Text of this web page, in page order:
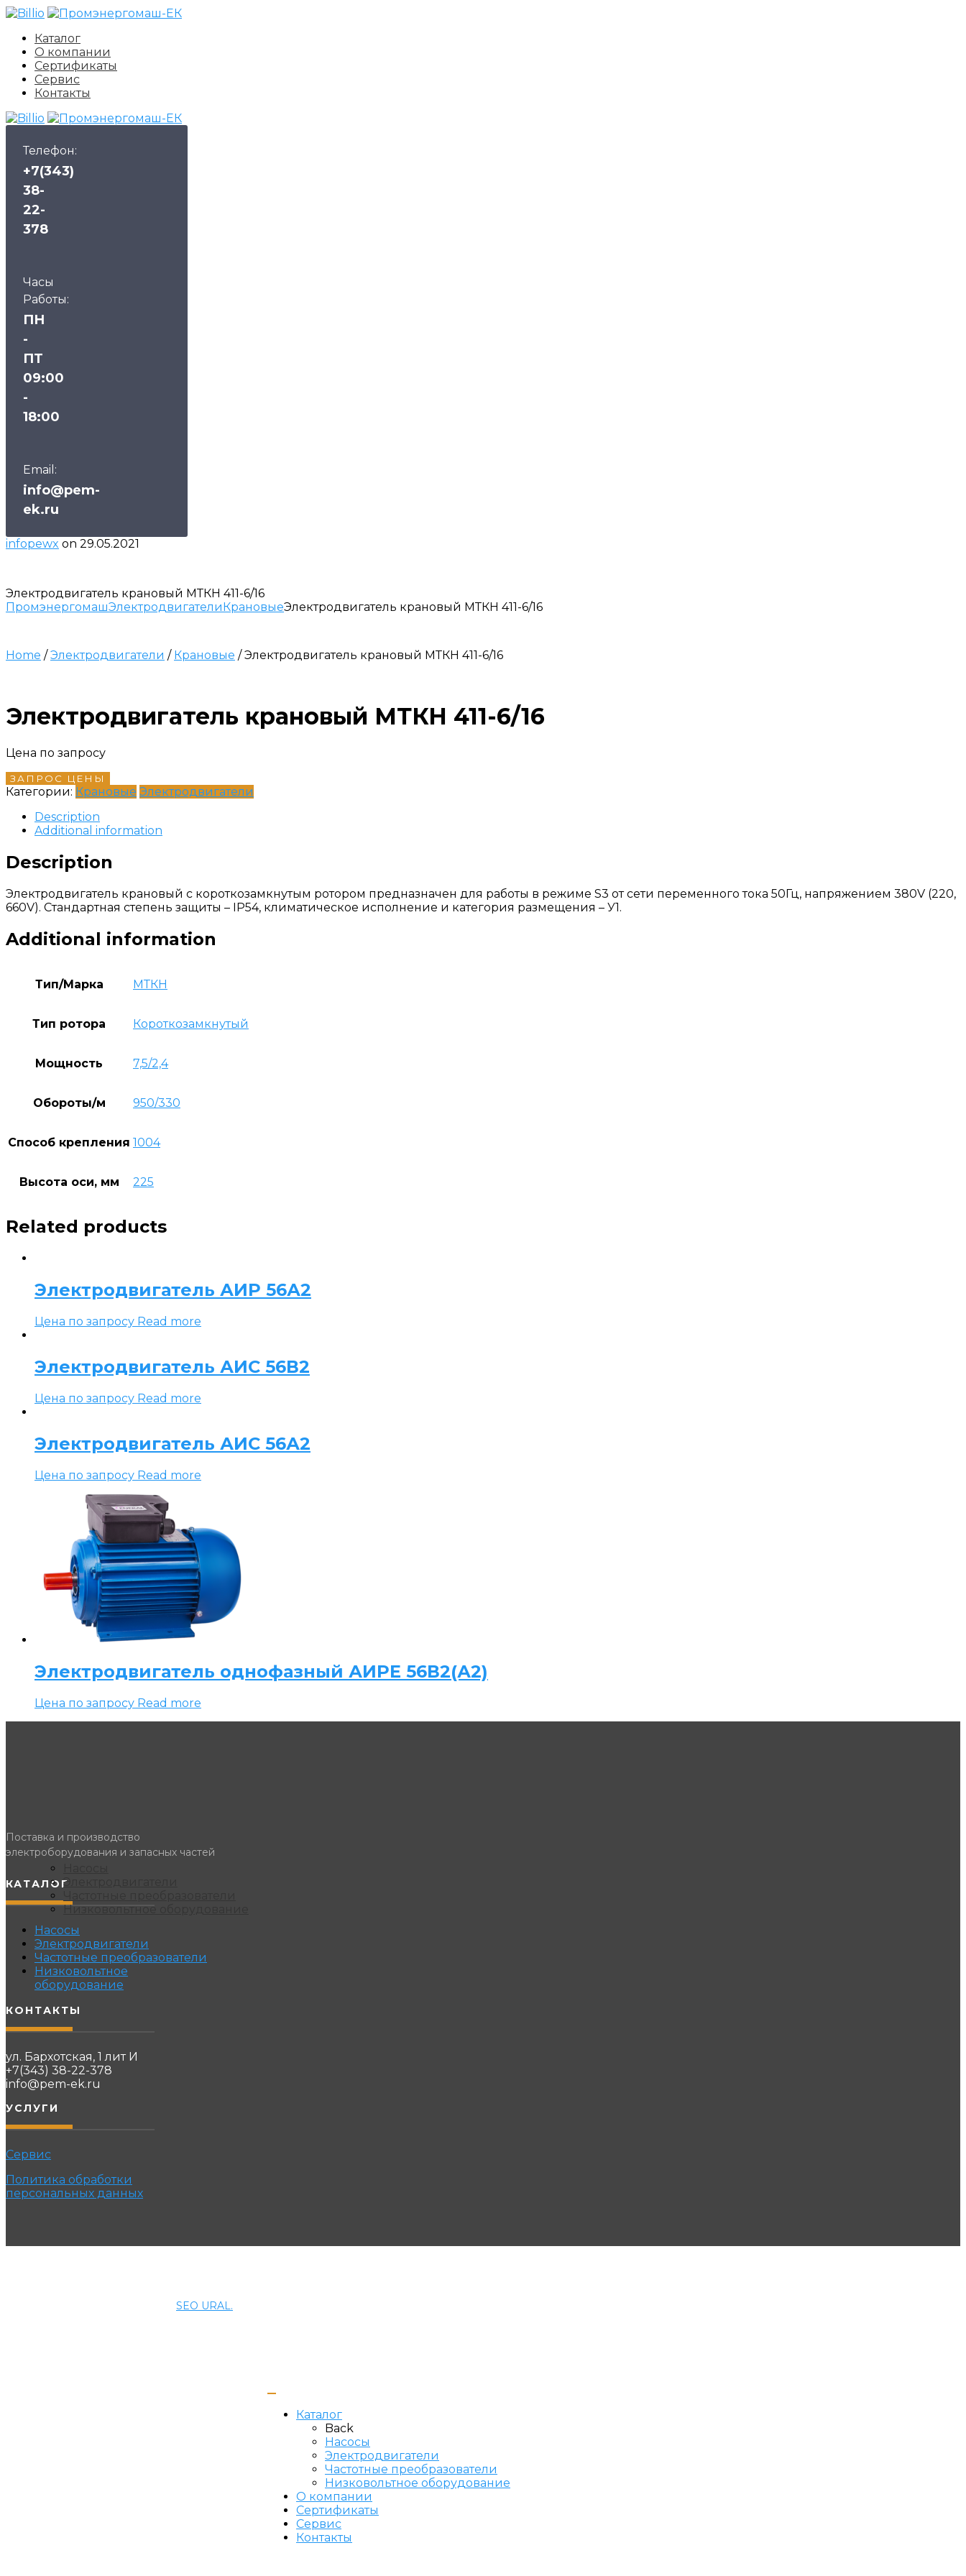
Каталог
Электродвигатели
Низковольтное оборудование
О компании
Сертификаты
Сервис
Контакты
Телефон:
+7(343)
38-
22-
378
Часы
Работы:
ПН
-
ПТ
09:00
-
18:00
Email:
info@pem-
ek.ru
infopewx on 29.05.2021
Электродвигатель крановый МТКН 411-6/16
ПромэнергомашЭлектродвигателиКрановыеЭлектродвигатель крановый МТКН 411-6/16
Home /Электродвигатели / Крановые / Электродвигатель крановый МТКН 411-6/16
Электродвигатель крановый МТКН 411-6/16
Цена по запросу
ЗАПРОС ЦЕНЫ
Категории: Крановые Электродвигатели
Description
Additional information
Description
Электродвигатель крановый с короткозамкнутым ротором предназначен для работы в режиме S3 от сети переменного тока 50Гц, напряжением 380V (220,
660V). Стандартная степень защиты – IP54, климатическое исполнение и категория размещения – У1.
Additional information
Тип/Марка МТКН
Тип ротора Короткозамкнутый
Мощность 7,5/2,4
Обороты/м 950/330
Способ крепления 1004
Высота оси, мм 225
Related products
Электродвигатель АИР 56А2
Цена по запросу Read more
Электродвигатель АИС 56В2
Цена по запросу Read more
Электродвигатель АИС 56А2
Цена по запросу Read more
Электродвигатель однофазный АИРЕ 56В2(А2)
Цена по запросу Read more
Поставка и производство
электроборудования и запасных частей
КАТАЛОГ
Насосы
Электродвигатели
Частотные преобразователи
Низковольтное
оборудование
КОНТАКТЫ
ул. Бархотская, 1 лит И
+7(343) 38-22-378
info@pem-ek.ru
УСЛУГИ
Сервис
Политика обработки
персональных данных
SEO URAL.
Каталог
Back
Насосы
Электродвигатели
Частотные преобразователи
Низковольтное оборудование
О компании
Сертификаты
Сервис
Контакты